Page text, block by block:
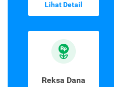
Lihat Detail
Reksa Dana